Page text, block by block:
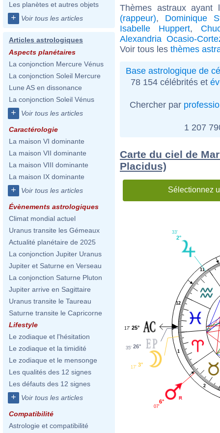
Les planètes et autres objets
+ Voir tous les articles
Articles astrologiques
Aspects planétaires
La conjonction Mercure Vénus
La conjonction Soleil Mercure
Lune AS en dissonance
La conjonction Soleil Vénus
+ Voir tous les articles
Caractérologie
La maison VI dominante
La maison VII dominante
La maison VIII dominante
La maison IX dominante
+ Voir tous les articles
Évènements astrologiques
Climat mondial actuel
Uranus transite les Gémeaux
Actualité planétaire de 2025
La conjonction Jupiter Uranus
Jupiter et Saturne en Verseau
La conjonction Saturne Pluton
Jupiter arrive en Sagittaire
Uranus transite le Taureau
Saturne transite le Capricorne
Lifestyle
Le zodiaque et l'hésitation
Le zodiaque et la timidité
Le zodiaque et le mensonge
Les qualités des 12 signes
Les défauts des 12 signes
+ Voir tous les articles
Compatibilité
Astrologie et compatibilité
Thèmes astraux
(rappeur), Dominique
Isabelle Huppert,
Alexandria Ocasio-
Voir tous les thèmes
Base astrologique de
78 154 célébrités et
Chercher par
1 207
Carte du ciel de
Placidus)
Sélectionnez
1
2
11
12
2°
33'
25°
17'
26°
35'
3°
17'
6°
07'